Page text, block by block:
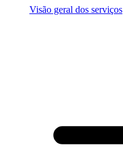
Visão geral dos serviços